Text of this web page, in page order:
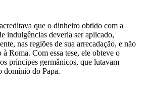
que o dinheiro obtido com a
indulgências deveria ser aplicado,
nas regiões de sua arrecadação, e não
à Roma. Com essa tese, ele obteve o
príncipes germânicos, que lutavam
domínio do Papa.